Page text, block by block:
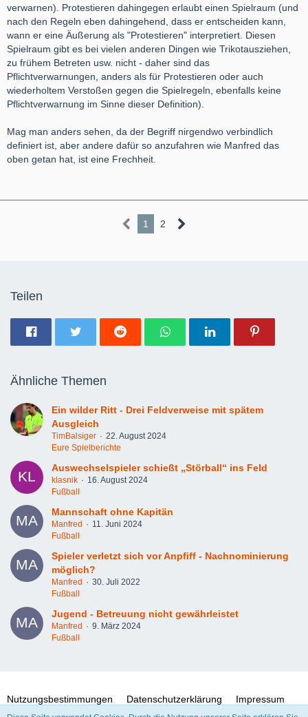
verwarnen). Protestieren dahingegen erlaubt einen Spielraum (und
nach den Regeln eben dahingehend, dass er entscheiden kann,
wann er eine Äußerung als "Protestieren" interpretiert. Diesen
Spielraum gibt es bei vielen anderen Dingen wie Trikotausziehen,
zu frühem Betreten usw. nicht - daher sind das
Pflichtverwarnungen, anders als für Protestieren oder auch
wiederholtem Verstoßen gegen die Spielregeln, ebenfalls keine
Pflichtverwarnung im Sinne dieser Definition).
Mag man anders sehen, da der Begriff nirgendwo verbindlich
definiert ist, aber andere dafür so anzufahren wie Manfred das
oben getan hat, ist eine Frechheit.
1 2
Teilen
Ähnliche Themen
Ein wilder Ritt - Drei Feldverweise mit spätem
Ausgleich
TimBalsiger
22. August 2024
Eure Spielberichte
Auswechselspieler schießt „Störball“ ins Feld
klasnik
16. August 2024
Fußball
Mannschaft ohne Kapitän
Manfred
11. Juni 2024
Fußball
Spieler verletzt sich vor Anpfiff - Nachnominierung
möglich?
Manfred
30. Juli 2022
Fußball
Jugend - Betreuung nicht gewährleistet
Manfred
9. März 2024
Fußball
Nutzungsbestimmungen Datenschutzerklärung Impressum